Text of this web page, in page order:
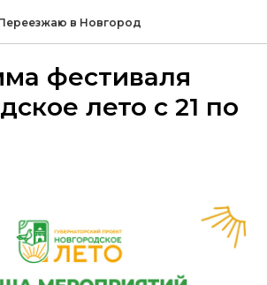
в Новгород
фестиваля
лето с 21 по